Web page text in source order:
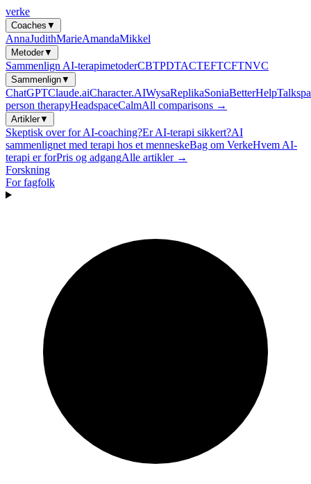
verke
Coaches ▼
AnnaJudithMarieAmandaMikkel
Metoder▼
Sammenlign AI-terapimetoderCBTPDTACTEFTCFTNVC
Sammenlign▼
ChatGPTClaude.aiCharacter.AIWysaReplikaSoniaBetterHelp
person therapyHeadspaceCalmAll comparisons →
Artikler▼
Skeptisk over for AI-coaching?Er AI-terapi sikkert?AI
sammenlignet med terapi hos et menneskeBag om VerkeHvem AI-
terapi er forPris og adgangAlle artikler →
Forskning
For fagfolk